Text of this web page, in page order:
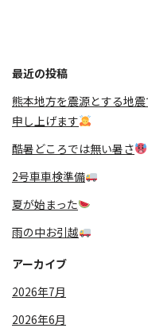
最近の投稿
熊本地方を震源とする地
申し上げます
酷暑どころでは無い暑さ
2号車車検準備
夏が始まった
雨の中お引越
アーカイブ
2026年7月
2026年6月